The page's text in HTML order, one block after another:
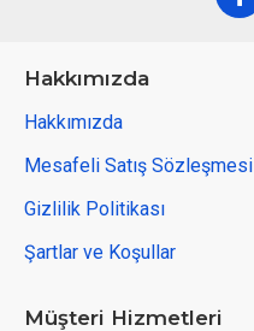
Hakkımızda
Hakkımızda
Mesafeli Satış Sözleşmesi
Gizlilik Politikası
Şartlar ve Koşullar
Müşteri Hizmetleri